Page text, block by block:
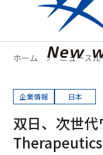
ホーム ニュース
企業情報 日本
双日、次世